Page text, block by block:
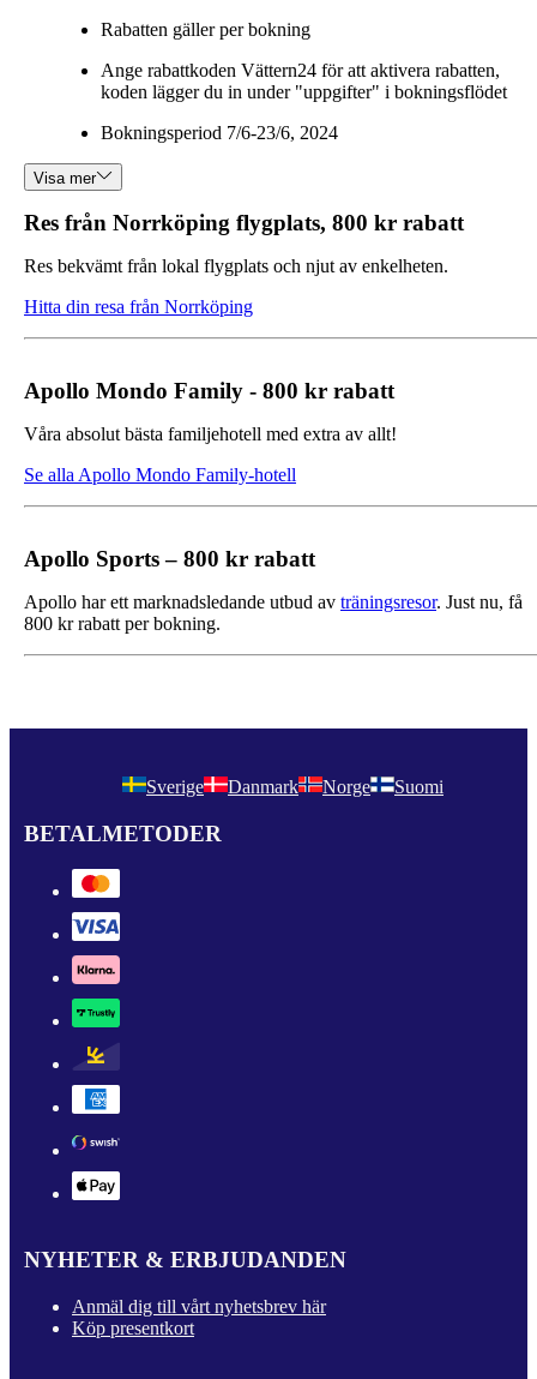
Rabatten gäller per bokning
Ange rabattkoden Vättern24 för att aktivera rabatten,
koden lägger du in under "uppgifter" i bokningsflödet
Bokningsperiod 7/6-23/6, 2024
Visa mer
Res från Norrköping flygplats, 800 kr rabatt
Res bekvämt från lokal flygplats och njut av enkelheten.
Hitta din resa från Norrköping
Apollo Mondo Family - 800 kr rabatt
Våra absolut bästa familjehotell med extra av allt!
Se alla Apollo Mondo Family-hotell
Apollo Sports – 800 kr rabatt
Apollo har ett marknadsledande utbud av träningsresor. Just nu, få
800 kr rabatt per bokning.
Sverige Danmark Norge Suomi
BETALMETODER
NYHETER & ERBJUDANDEN
Anmäl dig till vårt nyhetsbrev här
Köp presentkort